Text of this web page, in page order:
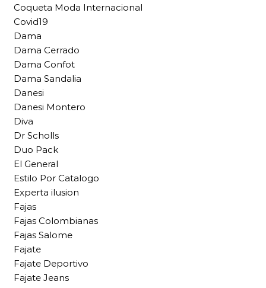
Coqueta Moda Internacional
Covid19
Dama
Dama Cerrado
Dama Confot
Dama Sandalia
Danesi
Danesi Montero
Diva
Dr Scholls
Duo Pack
El General
Estilo Por Catalogo
Experta ilusion
Fajas
Fajas Colombianas
Fajas Salome
Fajate
Fajate Deportivo
Fajate Jeans